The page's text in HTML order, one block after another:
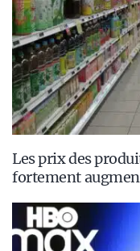
Les prix des
fortement